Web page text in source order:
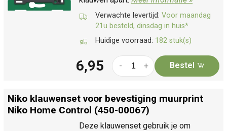
Verwachte levertijd: Voor maandag
21u besteld, dinsdag in huis*
Huidige voorraad: 182 stuk(s)
6,95 +
- Bestel
Niko klauwenset voor bevestiging muurprint
Niko Home Control (450-00067)
Deze klauwenset gebruik je om